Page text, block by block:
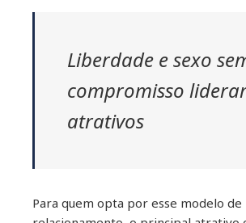
Liberdade e sexo
compromisso
atrativos
Para quem opta por esse modelo de